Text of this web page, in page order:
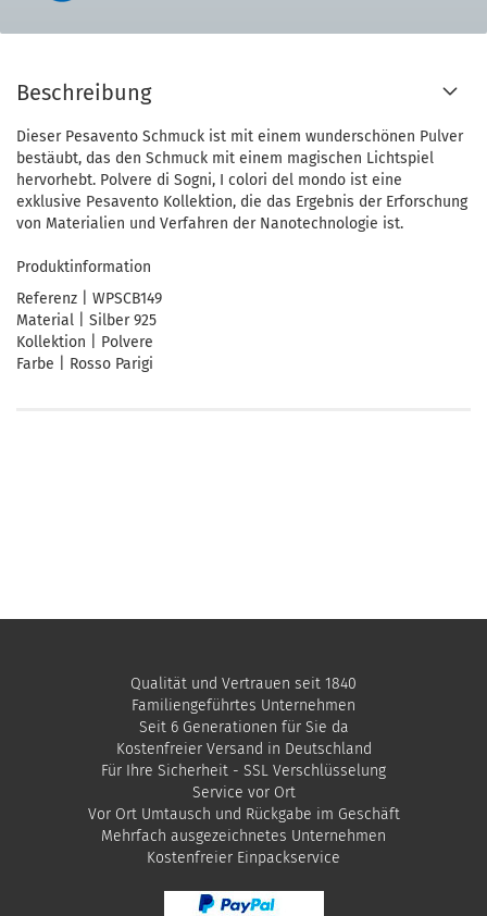
Beschreibung
Dieser Pesavento Schmuck ist mit einem wunderschönen Pulver
bestäubt, das den Schmuck mit einem magischen Lichtspiel
hervorhebt. Polvere di Sogni, I colori del mondo ist eine
exklusive Pesavento Kollektion, die das Ergebnis der Erforschung
von Materialien und Verfahren der Nanotechnologie ist.
Produktinformation
Referenz | WPSCB149
Material | Silber 925
Kollektion | Polvere
Farbe | Rosso Parigi
Qualität und Vertrauen seit 1840
Familiengeführtes Unternehmen
Seit 6 Generationen für Sie da
Kostenfreier Versand in Deutschland
Für Ihre Sicherheit - SSL Verschlüsselung
Service vor Ort
Vor Ort Umtausch und Rückgabe im Geschäft
Mehrfach ausgezeichnetes Unternehmen
​Kostenfreier Einpackservice